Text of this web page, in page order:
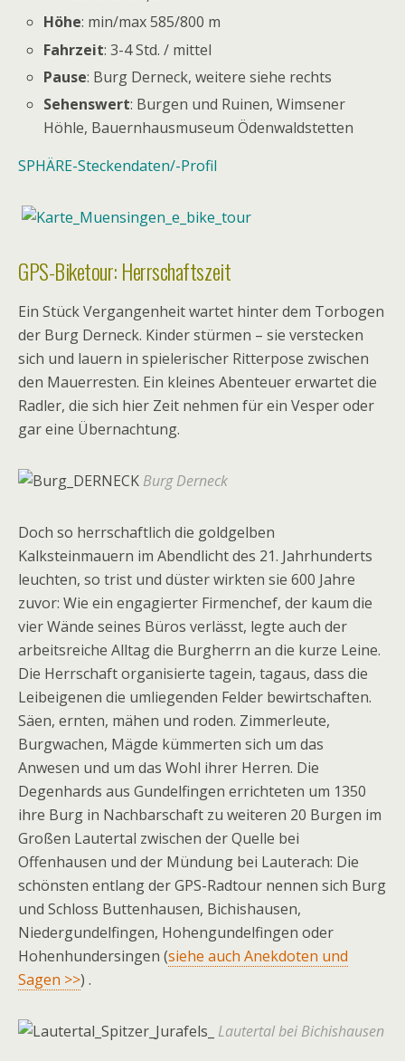
Höhe: min/max 585/800 m
Fahrzeit: 3-4 Std. / mittel
Pause: Burg Derneck, weitere siehe rechts
Sehenswert: Burgen und Ruinen, Wimsener
Höhle, Bauernhausmuseum Ödenwaldstetten
SPHÄRE-Steckendaten/-Profil
GPS-Biketour: Herrschaftszeit
Ein Stück Vergangenheit wartet hinter dem Torbogen
der Burg Derneck. Kinder stürmen – sie verstecken
sich und lauern in spielerischer Ritterpose zwischen
den Mauerresten. Ein kleines Abenteuer erwartet die
Radler, die sich hier Zeit nehmen für ein Vesper oder
gar eine Übernachtung.
Burg Derneck
Doch so herrschaftlich die goldgelben
Kalksteinmauern im Abendlicht des 21. Jahrhunderts
leuchten, so trist und düster wirkten sie 600 Jahre
zuvor: Wie ein engagierter Firmenchef, der kaum die
vier Wände seines Büros verlässt, legte auch der
arbeitsreiche Alltag die Burgherrn an die kurze Leine.
Die Herrschaft organisierte tagein, tagaus, dass die
Leibeigenen die umliegenden Felder bewirtschaften.
Säen, ernten, mähen und roden. Zimmerleute,
Burgwachen, Mägde kümmerten sich um das
Anwesen und um das Wohl ihrer Herren. Die
Degenhards aus Gundelfingen errichteten um 1350
ihre Burg in Nachbarschaft zu weiteren 20 Burgen im
Großen Lautertal zwischen der Quelle bei
Offenhausen und der Mündung bei ­Lauterach: Die
schönsten entlang der GPS-Radtour nennen sich Burg
und Schloss Buttenhausen, Bichishausen,
Niedergundelfingen, Hohengundelfingen oder
Hohenhundersingen (siehe auch Anekdoten und
Sagen >>) .
Lautertal bei Bichishausen